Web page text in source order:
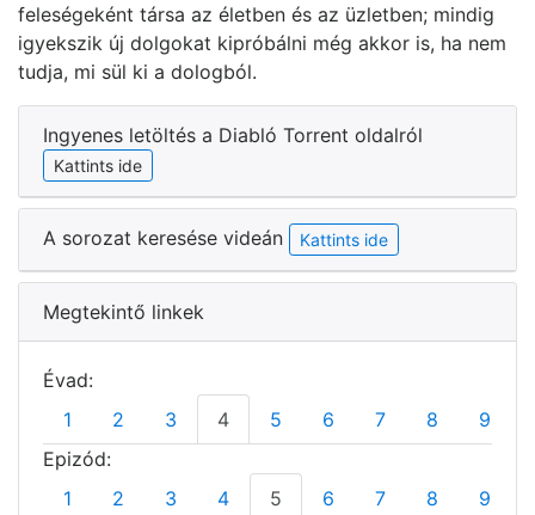
feleségeként társa az életben és az üzletben; mindig
igyekszik új dolgokat kipróbálni még akkor is, ha nem
tudja, mi sül ki a dologból.
Ingyenes letöltés a Diabló Torrent oldalról
Kattints ide
A sorozat keresése videán Kattints ide
Megtekintő linkek
Évad:
1
2 3 4 5 6 7 8 9
Epizód:
1
2 3 4 5 6 7 8 9